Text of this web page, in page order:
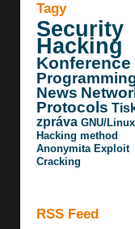
Tagy
Security
Hacking
Konference
News
Protocols
zpráva GNU/
Hacking method
Anonymita Exploit
Cracking
RSS Feed